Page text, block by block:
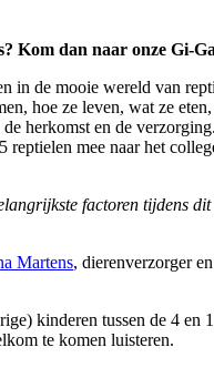
Kom dan naar onze Gi-
in de mooie wereld van
hoe ze leven, wat ze
herkomst en de
reptielen mee naar het
factoren tijdens
Martens, dierenverzorger
kinderen tussen de 4 en
te komen luisteren.